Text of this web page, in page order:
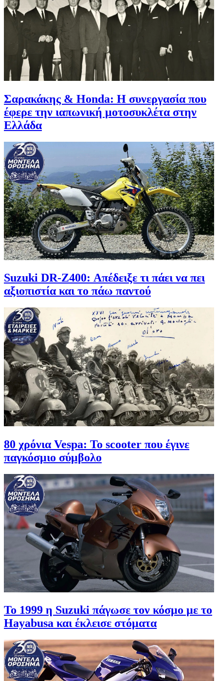
Σαρακάκης & Honda: Η συνεργασία που
έφερε την ιαπωνική μοτοσυκλέτα στην
Ελλάδα
Suzuki DR-Z400: Απέδειξε τι πάει να πει
αξιοπιστία και το πάω παντού
80 χρόνια Vespa: Το scooter που έγινε
παγκόσμιο σύμβολο
Το 1999 η Suzuki πάγωσε τον κόσμο με το
Hayabusa και έκλεισε στόματα